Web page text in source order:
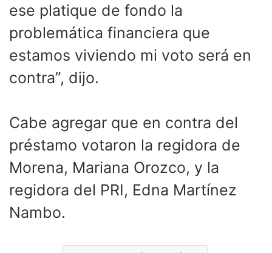
ese platique de fondo la
problemática financiera que
estamos viviendo mi voto será en
contra”, dijo.
Cabe agregar que en contra del
préstamo votaron la regidora de
Morena, Mariana Orozco, y la
regidora del PRI, Edna Martínez
Nambo.